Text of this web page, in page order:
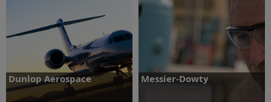
Více informací
Dunlop Aerospace Messier-Dowty